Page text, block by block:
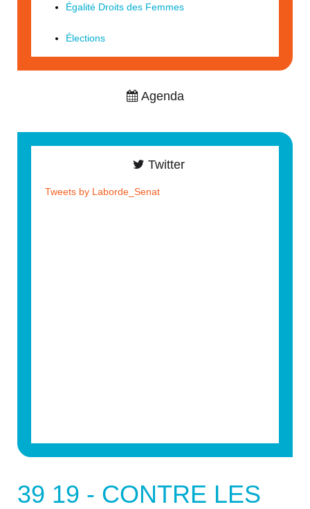
39 19 - CONTRE LES
Égalité Droits des Femmes
Élections
Agenda
Twitter
Tweets by Laborde_Senat